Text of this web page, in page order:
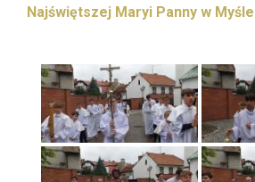
Najświętszej Maryi Panny w